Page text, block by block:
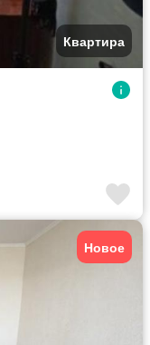
Квартира
Новое